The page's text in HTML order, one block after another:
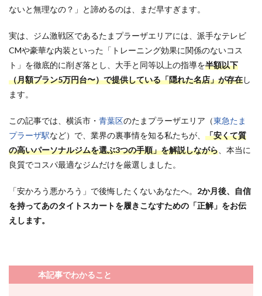
ないと無理なの？」と諦めるのは、まだ早すぎます。
実は、ジム激戦区であるたまプラーザエリアには、派手なテレビ
CMや豪華な内装といった「トレーニング効果に関係のないコス
ト」を徹底的に削ぎ落とし、大手と同等以上の指導を半額以下
（月額プラン5万円台〜）で提供している「隠れた名店」が存在し
ます。
この記事では、横浜市・ 青葉区のたまプラーザエリア（東急たま
プラーザ駅など）で、業界の裏事情を知る私たちが、 「安くて質
の高いパーソナルジムを選ぶ3つの手順」を解説しながら 、本当に
良質でコスパ最適なジムだけを厳選しました。
「安かろう悪かろう」で後悔したくないあなたへ。 2か月後、自信
を持ってあのタイトスカートを履きこなすための「正解」をお伝
えします。
本記事でわかること